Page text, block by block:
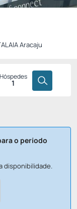
Aracaju
1
o período
disponibilidade.